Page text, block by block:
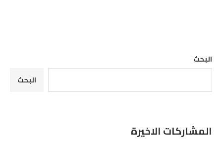
البحث
البحث
المشاركات الاخيرة